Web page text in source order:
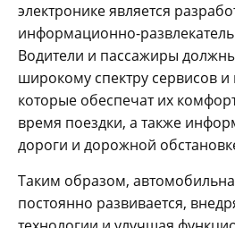
электронике является
информационно-
Водители и пассажиры
широкому спектру сервисов
которые обеспечат их
время поездки, а также
дороги и дорожной
Таким образом,
постоянно развивается,